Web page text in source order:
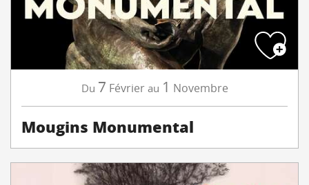
Du 7 Février au 1 Novembre
Mougins Monumental